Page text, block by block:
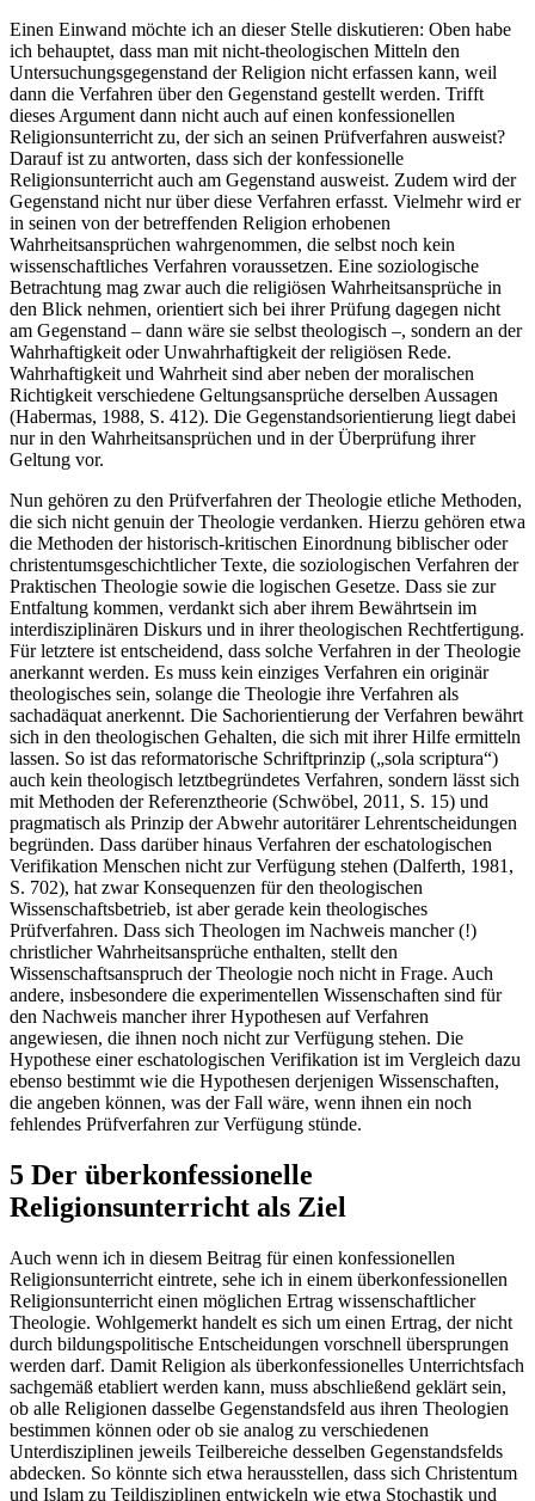
Einen Einwand möchte ich an dieser Stelle diskutieren: Oben habe
ich behauptet, dass man mit nicht-theologischen Mitteln den
Untersuchungsgegenstand der Religion nicht erfassen kann, weil
dann die Verfahren über den Gegenstand gestellt werden. Trifft
dieses Argument dann nicht auch auf einen konfessionellen
Religionsunterricht zu, der sich an seinen Prüfverfahren ausweist?
Darauf ist zu antworten, dass sich der konfessionelle
Religionsunterricht auch am Gegenstand ausweist. Zudem wird der
Gegenstand nicht nur über diese Verfahren erfasst. Vielmehr wird er
in seinen von der betreffenden Religion erhobenen
Wahrheitsansprüchen wahrgenommen, die selbst noch kein
wissenschaftliches Verfahren voraussetzen. Eine soziologische
Betrachtung mag zwar auch die religiösen Wahrheitsansprüche in
den Blick nehmen, orientiert sich bei ihrer Prüfung dagegen nicht
am Gegenstand – dann wäre sie selbst theologisch –, sondern an der
Wahrhaftigkeit oder Unwahrhaftigkeit der religiösen Rede.
Wahrhaftigkeit und Wahrheit sind aber neben der moralischen
Richtigkeit verschiedene Geltungsansprüche derselben Aussagen
(Habermas, 1988, S. 412). Die Gegenstandsorientierung liegt dabei
nur in den Wahrheitsansprüchen und in der Überprüfung ihrer
Geltung vor.
Nun gehören zu den Prüfverfahren der Theologie etliche Methoden,
die sich nicht genuin der Theologie verdanken. Hierzu gehören etwa
die Methoden der historisch-kritischen Einordnung biblischer oder
christentumsgeschichtlicher Texte, die soziologischen Verfahren der
Praktischen Theologie sowie die logischen Gesetze. Dass sie zur
Entfaltung kommen, verdankt sich aber ihrem Bewährtsein im
interdisziplinären Diskurs und in ihrer theologischen Rechtfertigung.
Für letztere ist entscheidend, dass solche Verfahren in der Theologie
anerkannt werden. Es muss kein einziges Verfahren ein originär
theologisches sein, solange die Theologie ihre Verfahren als
sachadäquat anerkennt. Die Sachorientierung der Verfahren bewährt
sich in den theologischen Gehalten, die sich mit ihrer Hilfe ermitteln
lassen. So ist das reformatorische Schriftprinzip („sola scriptura“)
auch kein theologisch letztbegründetes Verfahren, sondern lässt sich
mit Methoden der Referenztheorie (Schwöbel, 2011, S. 15) und
pragmatisch als Prinzip der Abwehr autoritärer Lehrentscheidungen
begründen. Dass darüber hinaus Verfahren der eschatologischen
Verifikation Menschen nicht zur Verfügung stehen (Dalferth, 1981,
S. 702), hat zwar Konsequenzen für den theologischen
Wissenschaftsbetrieb, ist aber gerade kein theologisches
Prüfverfahren. Dass sich Theologen im Nachweis mancher (!)
christlicher Wahrheitsansprüche enthalten, stellt den
Wissenschaftsanspruch der Theologie noch nicht in Frage. Auch
andere, insbesondere die experimentellen Wissenschaften sind für
den Nachweis mancher ihrer Hypothesen auf Verfahren
angewiesen, die ihnen noch nicht zur Verfügung stehen. Die
Hypothese einer eschatologischen Verifikation ist im Vergleich dazu
ebenso bestimmt wie die Hypothesen derjenigen Wissenschaften,
die angeben können, was der Fall wäre, wenn ihnen ein noch
fehlendes Prüfverfahren zur Verfügung stünde.
5 Der überkonfessionelle
Religionsunterricht als Ziel
Auch wenn ich in diesem Beitrag für einen konfessionellen
Religionsunterricht eintrete, sehe ich in einem überkonfessionellen
Religionsunterricht einen möglichen Ertrag wissenschaftlicher
Theologie. Wohlgemerkt handelt es sich um einen Ertrag, der nicht
durch bildungspolitische Entscheidungen vorschnell übersprungen
werden darf. Damit Religion als überkonfessionelles Unterrichtsfach
sachgemäß etabliert werden kann, muss abschließend geklärt sein,
ob alle Religionen dasselbe Gegenstandsfeld aus ihren Theologien
bestimmen können oder ob sie analog zu verschiedenen
Unterdisziplinen jeweils Teilbereiche desselben Gegenstandsfelds
abdecken. So könnte sich etwa herausstellen, dass sich Christentum
und Islam zu Teildisziplinen entwickeln wie etwa Stochastik und